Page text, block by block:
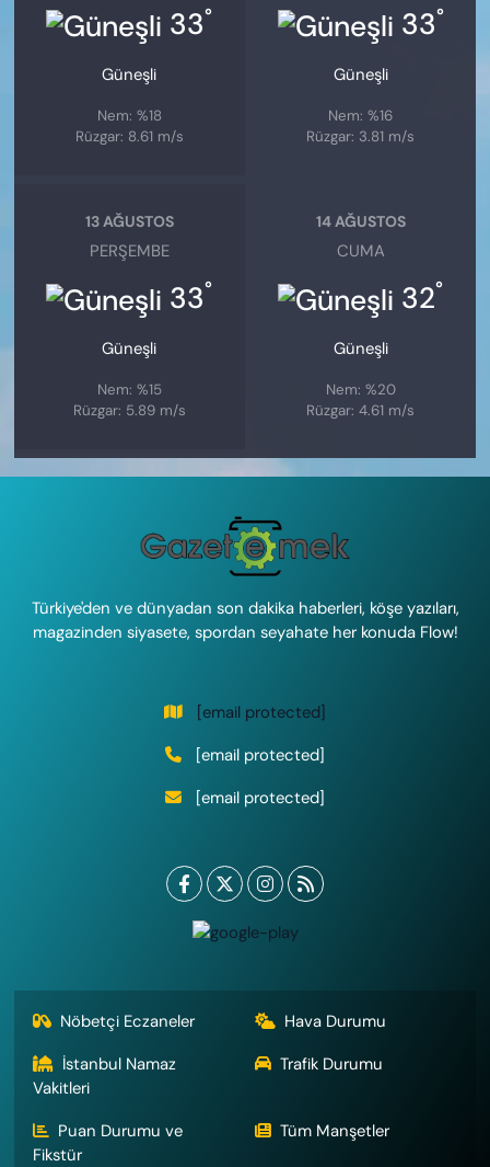
33°
Güneşli
Nem: %18
Rüzgar: 8.61 m/s
33°
Güneşli
Nem: %16
Rüzgar: 3.81 m/s
13 AĞUSTOS
PERŞEMBE
33°
Güneşli
Nem: %15
Rüzgar: 5.89 m/s
14 AĞUSTOS
CUMA
32°
Güneşli
Nem: %20
Rüzgar: 4.61 m/s
Türkiye'den ve dünyadan son dakika haberleri, köşe yazıları,
magazinden siyasete, spordan seyahate her konuda Flow!
[email protected]
[email protected]
[email protected]
Nöbetçi Eczaneler
Hava Durumu
İstanbul Namaz
Vakitleri
Trafik Durumu
Puan Durumu ve
Fikstür
Tüm Manşetler